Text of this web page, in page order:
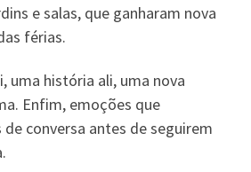
e salas, que ganharam nova
férias.
uma história ali, uma nova
Enfim, emoções que
conversa antes de seguirem